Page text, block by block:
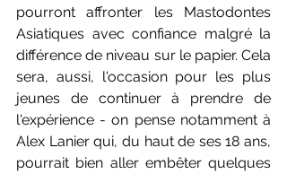
pourront affronter les Mastodontes
Asiatiques avec confiance malgré la
différence de niveau sur le papier. Cela
sera, aussi, l'occasion pour les plus
jeunes de continuer à prendre de
l'expérience - on pense notamment à
Alex Lanier qui, du haut de ses 18 ans,
pourrait bien aller embêter quelques